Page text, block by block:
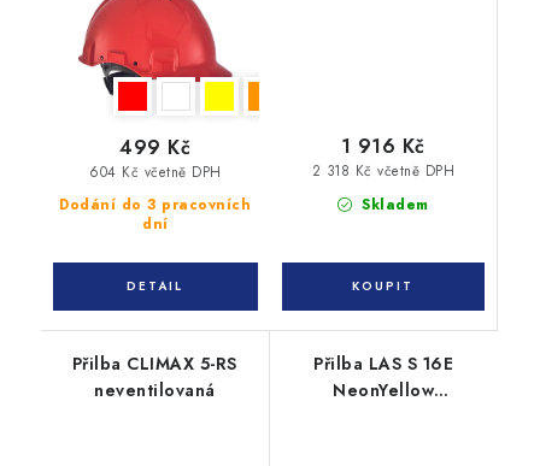
Dodání do 3 pracovních
dní
604 Kč včetně DPH
499 Kč
Skladem
2 318 Kč včetně DPH
1 916 Kč
Přilba CLIMAX 5-RS
neventilovaná
Přilba LAS S 16E
NeonYellow